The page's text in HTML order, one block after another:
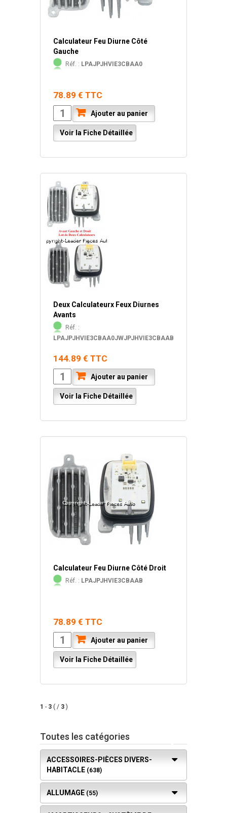
Calculateur Feu Diurne Côté
Gauche
Réf. : LPAJPJHVIE3CBAA0
78.89 € TTC
Ajouter au panier
Voir la Fiche Détaillée
Deux Calculateurx Feux Diurnes
Avants
Réf. :
LPAJPJHVIE3CBAA0JWJPJHVIE3CBAAB
144.89 € TTC
Ajouter au panier
Voir la Fiche Détaillée
Calculateur Feu Diurne Côté Droit
Réf. : LPAJPJHVIE3CBAAB
78.89 € TTC
Ajouter au panier
Voir la Fiche Détaillée
1 - 3 ( / 3 )
Toutes les catégories
ACCESSOIRES-PIÈCES DIVERS-
HABITACLE (638)
ALLUMAGE (55)